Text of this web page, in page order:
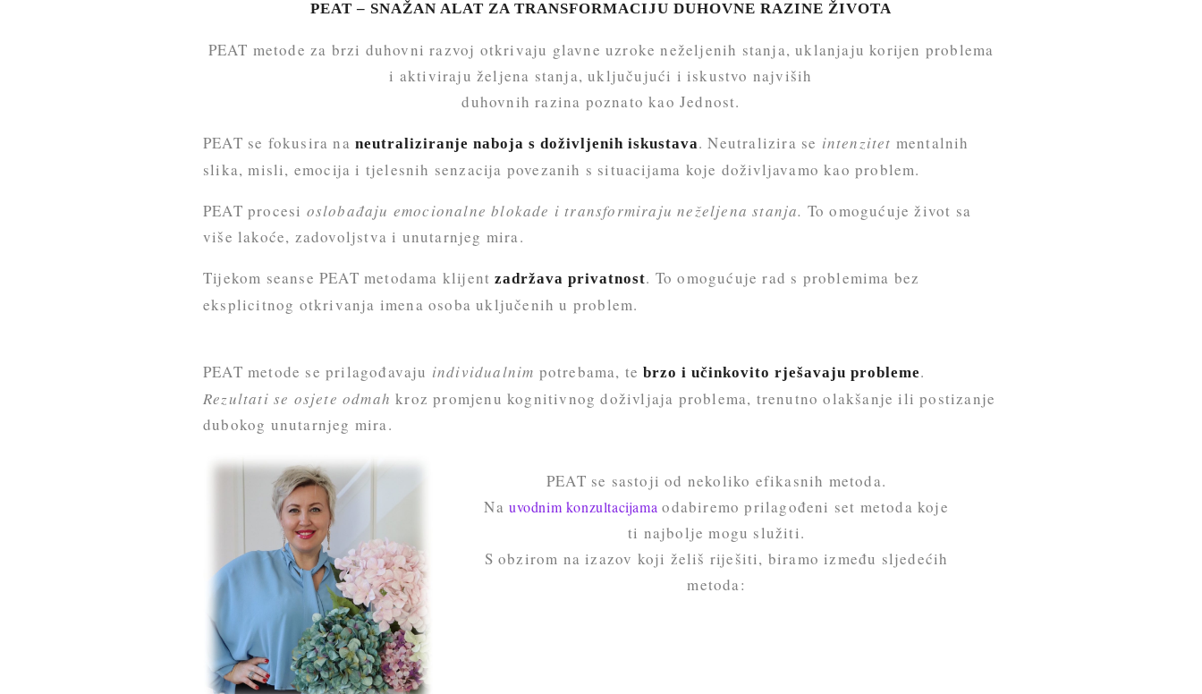
PEAT – SNAŽAN ALAT ZA TRANSFORMACIJU DUHOVNE RAZINE ŽIVOTA
PEAT metode za brzi duhovni razvoj otkrivaju glavne uzroke neželjenih stanja, uklanjaju korijen problema
i aktiviraju željena stanja, uključujući i iskustvo najviših
duhovnih razina poznato kao Jednost.
PEAT se fokusira na neutraliziranje naboja s doživljenih iskustava. Neutralizira se intenzitet mentalnih
slika, misli, emocija i tjelesnih senzacija povezanih s situacijama koje doživljavamo kao problem.
PEAT procesi oslobađaju emocionalne blokade i transformiraju neželjena stanja. To omogućuje život sa
više lakoće, zadovoljstva i unutarnjeg mira.
Tijekom seanse PEAT metodama klijentzadržava privatnost. To omogućuje rad s problemima bez
eksplicitnog otkrivanja imena osoba uključenih u problem.
PEAT metode se prilagođavaju individualnim potrebama, tebrzo i učinkovito rješavaju probleme.
Rezultati se osjete odmah kroz promjenu kognitivnog doživljaja problema, trenutno olakšanje ili postizanje
dubokog unutarnjeg mira.
PEAT se sastoji od nekoliko efikasnih metoda.
Na uvodnim konzultacijama odabiremo prilagođeni set metoda koje
ti najbolje mogu služiti.
S obzirom na izazov koji želiš riješiti, biramo između sljedećih
metoda: